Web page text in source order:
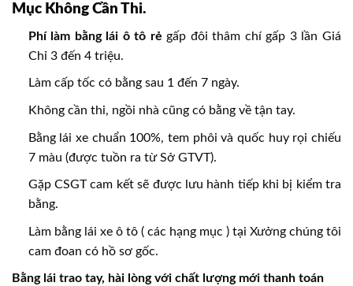
Mục Không Cần Thi.
Phí làm bằng lái ô tô rẻ gấp đôi thâm chí gấp 3 lần Giá
Chỉ 3 đến 4 triệu.
Làm cấp tốc có bằng sau 1 đến 7 ngày.
Không cần thi, ngồi nhà cũng có bằng về tận tay.
Bằng lái xe chuẩn 100%, tem phôi và quốc huy rọi chiếu
7 màu (được tuồn ra từ Sở GTVT).
Gặp CSGT cam kết sẽ được lưu hành tiếp khi bị kiểm tra
bằng.
Làm bằng lái xe ô tô ( các hạng mục ) tại Xưởng chúng tôi
cam đoan có hồ sơ gốc.
Bằng lái trao tay, hài lòng với chất lượng mới thanh toán